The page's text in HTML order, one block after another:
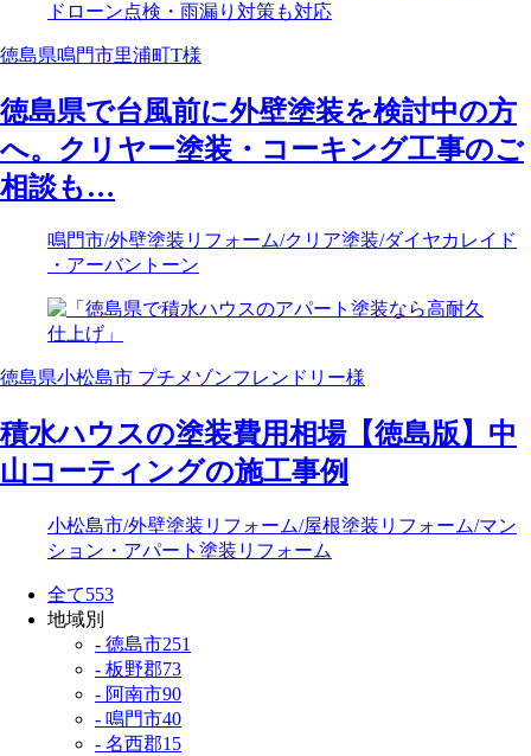
徳島県鳴門市里浦町T様
徳島県で台風前に外壁塗装を検討中の方
へ。クリヤー塗装・コーキング工事のご
相談も…
鳴門市/外壁塗装リフォーム/クリア塗装/ダイヤカレイド
・アーバントーン
徳島県小松島市 プチメゾンフレンドリー様
積水ハウスの塗装費用相場【徳島版】中
山コーティングの施工事例
小松島市/外壁塗装リフォーム/屋根塗装リフォーム/マン
ション・アパート塗装リフォーム
全て553
地域別
- 徳島市251
- 板野郡73
- 阿南市90
- 鳴門市40
- 名西郡15